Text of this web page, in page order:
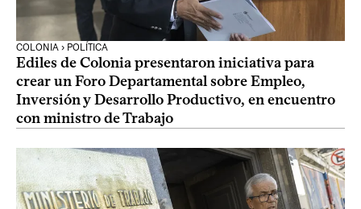
COLONIA › POLÍTICA
Ediles de Colonia presentaron iniciativa para
crear un Foro Departamental sobre Empleo,
Inversión y Desarrollo Productivo, en encuentro
con ministro de Trabajo